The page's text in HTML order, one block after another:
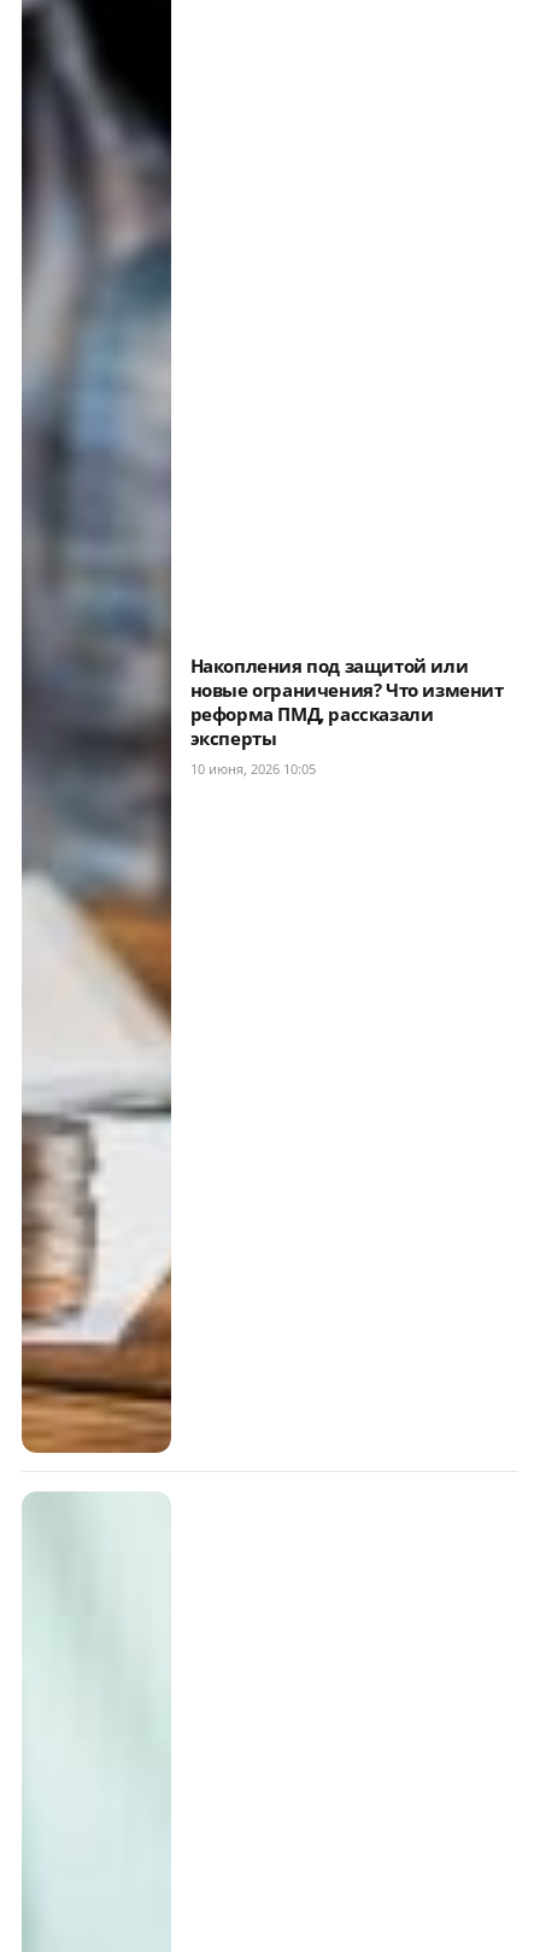
Накопления под защитой или
новые ограничения? Что изменит
реформа ПМД, рассказали
эксперты
10 июня, 2026 10:05